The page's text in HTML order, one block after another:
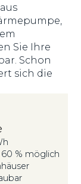
Sie Ihre
Schon
sich die
% möglich